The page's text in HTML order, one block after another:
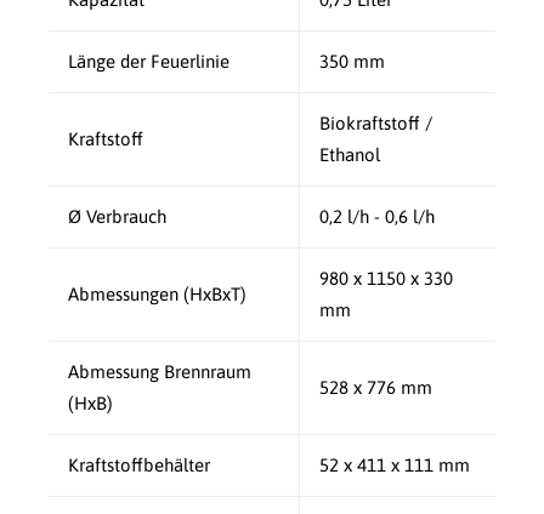
Länge der Feuerlinie 350 mm
Kraftstoff
Biokraftstoff /
Ethanol
Ø Verbrauch 0,2 l/h - 0,6 l/h
Abmessungen (HxBxT)
980 x 1150 x 330
mm
Abmessung Brennraum
(HxB)
528 x 776 mm
Kraftstoffbehälter 52 x 411 x 111 mm